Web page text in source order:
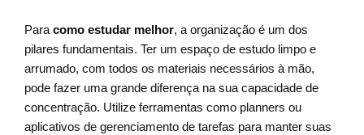
Para como estudar melhor, a organização é um dos
pilares fundamentais. Ter um espaço de estudo limpo e
arrumado, com todos os materiais necessários à mão,
pode fazer uma grande diferença na sua capacidade de
concentração. Utilize ferramentas como planners ou
aplicativos de gerenciamento de tarefas para manter suas